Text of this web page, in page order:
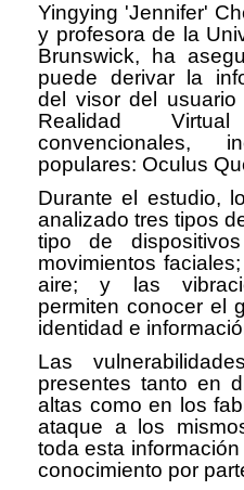
Yingying 'Jennifer'
y profesora de la
Brunswick, ha
puede derivar la
del visor del
Realidad
convencionales,
populares: Oculus
Durante el estudio,
analizado tres tipos
tipo de
movimientos
aire; y las
permiten conocer el
identidad e
Las
presentes tanto en
altas como en los
ataque a los
toda esta
conocimiento por